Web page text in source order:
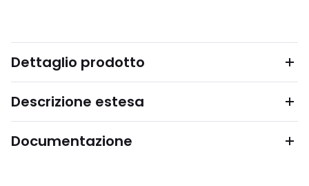
Dettaglio prodotto
Descrizione estesa
Documentazione